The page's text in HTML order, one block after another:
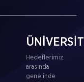
Hedeflerimiz
arasında
genelinde